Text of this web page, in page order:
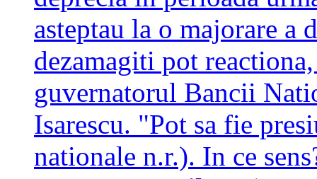
asteptau la o majorare a
dezamagiti pot
guvernatorul Bancii
Isarescu. "Pot sa fie
nationale n.r.). In ce